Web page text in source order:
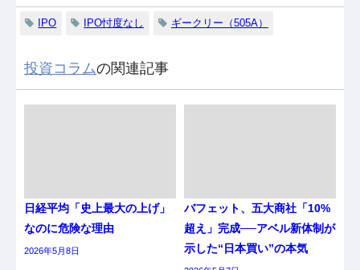
IPO IPO忖度なし ギークリー（505A）
投資コラムの関連記事
日経平均「史上最大の上げ」
なのに危険な理由
2026年5月8日
バフェット、五大商社「10%
超え」完成──アベル新体制が
示した“日本買い”の本気